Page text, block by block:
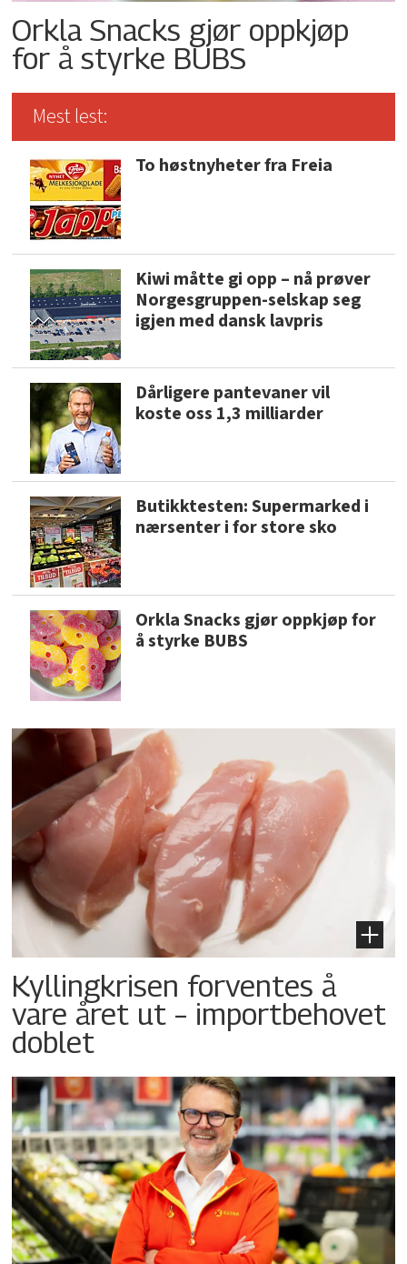
Orkla Snacks gjør oppkjøp
for å styrke BUBS
Mest lest:
To høstnyheter fra Freia
Kiwi måtte gi opp – nå prøver
Norgesgruppen-selskap seg
igjen med dansk lavpris
Dårligere pantevaner vil
koste oss 1,3 milliarder
Butikktesten: Supermarked i
nærsenter i for store sko
Orkla Snacks gjør oppkjøp for
å styrke BUBS
Kyllingkrisen forventes å
vare året ut – importbehovet
doblet